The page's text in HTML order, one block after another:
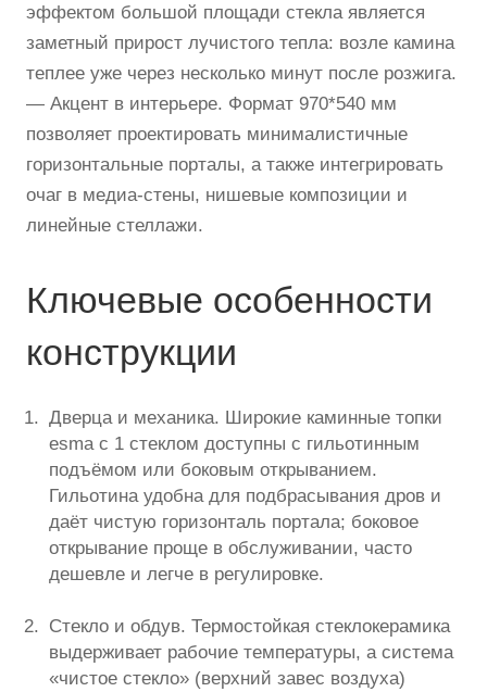
эффектом большой площади стекла является
заметный прирост лучистого тепла: возле камина
теплее уже через несколько минут после розжига.
— Акцент в интерьере. Формат 970*540 мм
позволяет проектировать минималистичные
горизонтальные порталы, а также интегрировать
очаг в медиа-стены, нишевые композиции и
линейные стеллажи.
Ключевые особенности
конструкции
Дверца и механика. Широкие каминные топки
esma с 1 стеклом доступны с гильотинным
подъёмом или боковым открыванием.
Гильотина удобна для подбрасывания дров и
даёт чистую горизонталь портала; боковое
открывание проще в обслуживании, часто
дешевле и легче в регулировке.
Стекло и обдув. Термостойкая стеклокерамика
выдерживает рабочие температуры, а система
«чистое стекло» (верхний завес воздуха)